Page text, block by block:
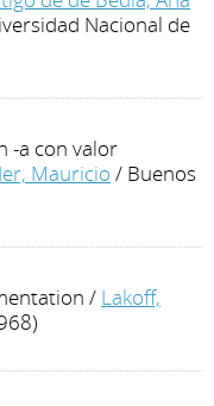
Nacional de
-a con valor
Mauricio / Buenos
/ Lakoff,